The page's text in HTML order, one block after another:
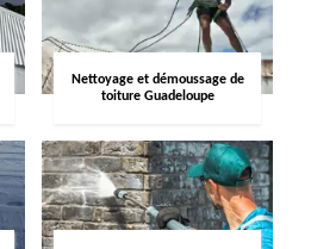
Nettoyage et démoussage de
toiture Guadeloupe